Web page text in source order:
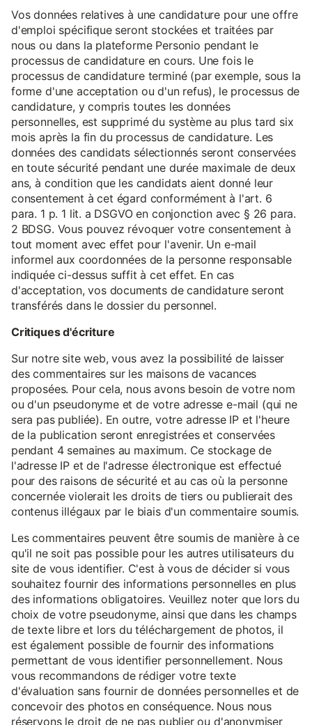
Vos données relatives à une candidature pour une offre
d'emploi spécifique seront stockées et traitées par
nous ou dans la plateforme Personio pendant le
processus de candidature en cours. Une fois le
processus de candidature terminé (par exemple, sous la
forme d'une acceptation ou d'un refus), le processus de
candidature, y compris toutes les données
personnelles, est supprimé du système au plus tard six
mois après la fin du processus de candidature. Les
données des candidats sélectionnés seront conservées
en toute sécurité pendant une durée maximale de deux
ans, à condition que les candidats aient donné leur
consentement à cet égard conformément à l'art. 6
para. 1 p. 1 lit. a DSGVO en conjonction avec § 26 para.
2 BDSG. Vous pouvez révoquer votre consentement à
tout moment avec effet pour l'avenir. Un e-mail
informel aux coordonnées de la personne responsable
indiquée ci-dessus suffit à cet effet. En cas
d'acceptation, vos documents de candidature seront
transférés dans le dossier du personnel.
Critiques d'écriture
Sur notre site web, vous avez la possibilité de laisser
des commentaires sur les maisons de vacances
proposées. Pour cela, nous avons besoin de votre nom
ou d'un pseudonyme et de votre adresse e-mail (qui ne
sera pas publiée). En outre, votre adresse IP et l'heure
de la publication seront enregistrées et conservées
pendant 4 semaines au maximum. Ce stockage de
l'adresse IP et de l'adresse électronique est effectué
pour des raisons de sécurité et au cas où la personne
concernée violerait les droits de tiers ou publierait des
contenus illégaux par le biais d'un commentaire soumis.
Les commentaires peuvent être soumis de manière à ce
qu'il ne soit pas possible pour les autres utilisateurs du
site de vous identifier. C'est à vous de décider si vous
souhaitez fournir des informations personnelles en plus
des informations obligatoires. Veuillez noter que lors du
choix de votre pseudonyme, ainsi que dans les champs
de texte libre et lors du téléchargement de photos, il
est également possible de fournir des informations
permettant de vous identifier personnellement. Nous
vous recommandons de rédiger votre texte
d'évaluation sans fournir de données personnelles et de
concevoir des photos en conséquence. Nous nous
réservons le droit de ne pas publier ou d'anonymiser